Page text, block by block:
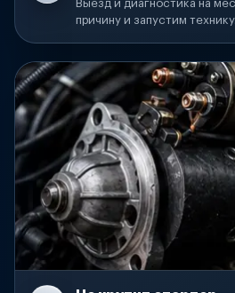
Выезд и диагностика на
причину и запустим технику.